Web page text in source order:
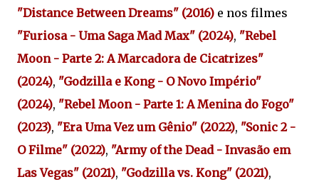
"Distance Between Dreams" (2016) e nos filmes
"Furiosa - Uma Saga Mad Max" (2024), "Rebel
Moon - Parte 2: A Marcadora de Cicatrizes"
(2024), "Godzilla e Kong - O Novo Império"
(2024), "Rebel Moon - Parte 1: A Menina do Fogo"
(2023), "Era Uma Vez um Gênio" (2022), "Sonic 2 -
O Filme" (2022), "Army of the Dead - Invasão em
Las Vegas" (2021), "Godzilla vs. Kong" (2021),